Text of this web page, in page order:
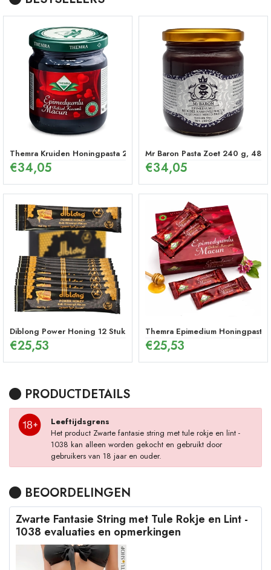
Themra Kruiden Honingpasta 240 g – Energetische Mix
€34,05
Mr Baron Pasta Zoet 240 g, 48
€34,05
Diblong Power Honing 12 Stuks
€25,53
Themra Epimedium
€25,53
PRODUCTDETAILS
Leeftijdsgrens
Het product Zwarte fantasie string met tule rokje en lint -
1038 kan alleen worden gekocht en gebruikt door
gebruikers van 18 jaar en ouder.
BEOORDELINGEN
Zwarte Fantasie String met Tule Rokje en Lint -
1038 evaluaties en opmerkingen